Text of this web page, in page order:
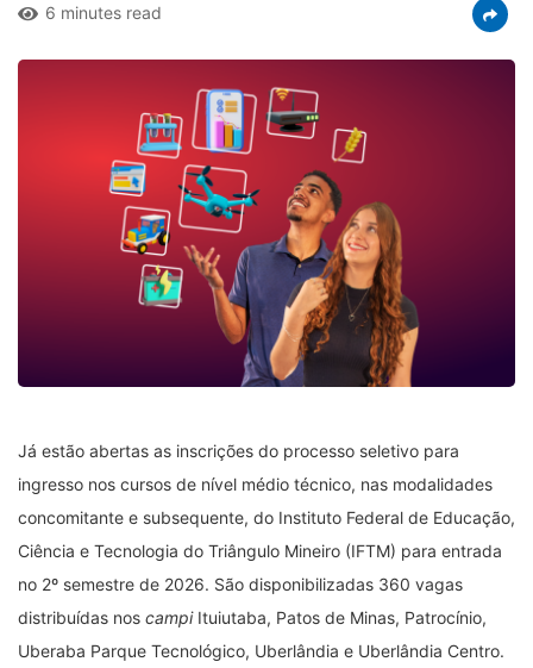
6 minutes read
Já estão abertas as inscrições do processo seletivo para
ingresso nos cursos de nível médio técnico, nas modalidades
concomitante e subsequente, do Instituto Federal de Educação,
Ciência e Tecnologia do Triângulo Mineiro (IFTM) para entrada
no 2º semestre de 2026. São disponibilizadas 360 vagas
distribuídas nos campiItuiutaba, Patos de Minas, Patrocínio,
Uberaba Parque Tecnológico, Uberlândia e Uberlândia Centro.